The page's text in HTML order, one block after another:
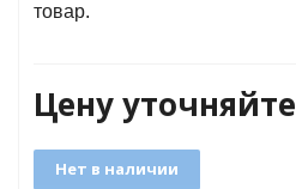
товар.
Цену уточняйте
Нет в наличии